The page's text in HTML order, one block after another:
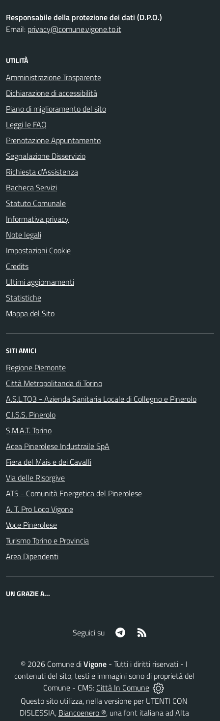
Responsabile della protezione dei dati (D.P.O.)
Email: privacy@comune.vigone.to.it
UTILITÀ
Amministrazione Trasparente
Dichiarazione di accessibilità
Piano di miglioramento del sito
Leggi le FAQ
Prenotazione Appuntamento
Segnalazione Disservizio
Richiesta d'Assistenza
Bacheca Servizi
Statuto Comunale
Informativa privacy
Note legali
Impostazioni Cookie
Credits
Ultimi aggiornamenti
Statistiche
Mappa del Sito
SITI AMICI
Regione Piemonte
Città Metropolitanda di Torino
A.S.L.TO3 - Azienda Sanitaria Locale di Collegno e Pinerolo
C.I.S.S. Pinerolo
S.M.A.T. Torino
Acea Pinerolese Industraile SpA
Fiera del Mais e dei Cavalli
Via delle Risorgive
ATS - Comunità Energetica del Pinerolese
A. T. Pro Loco Vigone
Voce Pinerolese
Turismo Torino e Provincia
Area Dipendenti
UN GRAZIE A...
Seguici su Telegram
© 2026 Comune diVigone - Tutti i diritti riservati - I
contenuti del sito, testi e immagini sono di proprietà del
Comune - CMS: Città In Comune
Questo sito utilizza, nella versione per UTENTI CON
DISLESSIA, Biancoenero ®, una font italiana ad Alta